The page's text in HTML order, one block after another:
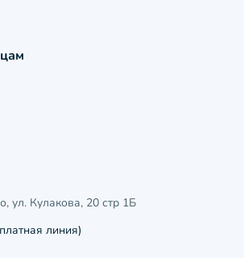
ул. Кулакова, 20 стр 1Б
линия)